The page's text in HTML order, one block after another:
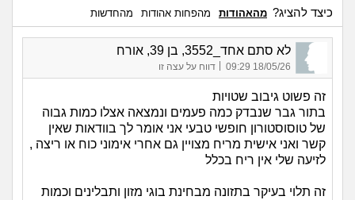
כיצד להציג? מהאהודות מהפחות אהודות מהחדשות
לא סתם אחד_3552, בן 39, אורח
18/05/26 09:29 דווח על עצה זו
זה פשוט גיבוב שטויות
בתור גבר שנבדק כמה פעמים ונמצאה אצלו כמות גבוה
של טוסוסטורון חופשי טבעי אני אומר לך בוודאות שאין
קשר ואני אישית מריח מצויין גם אחרי אימוני כוח או ריצה ,
לזיעה שלי אין ריח בכלל
זה תלוי בעיקר בתזונה מבחינת בוגי מזון ותבלינים וכמות